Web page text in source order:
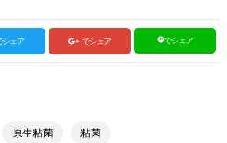
シェア でシェア でシェア
原生粘菌 粘菌